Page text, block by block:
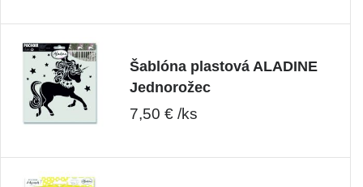
Šablóna plastová ALADINE
Jednorožec
7,50 € /ks